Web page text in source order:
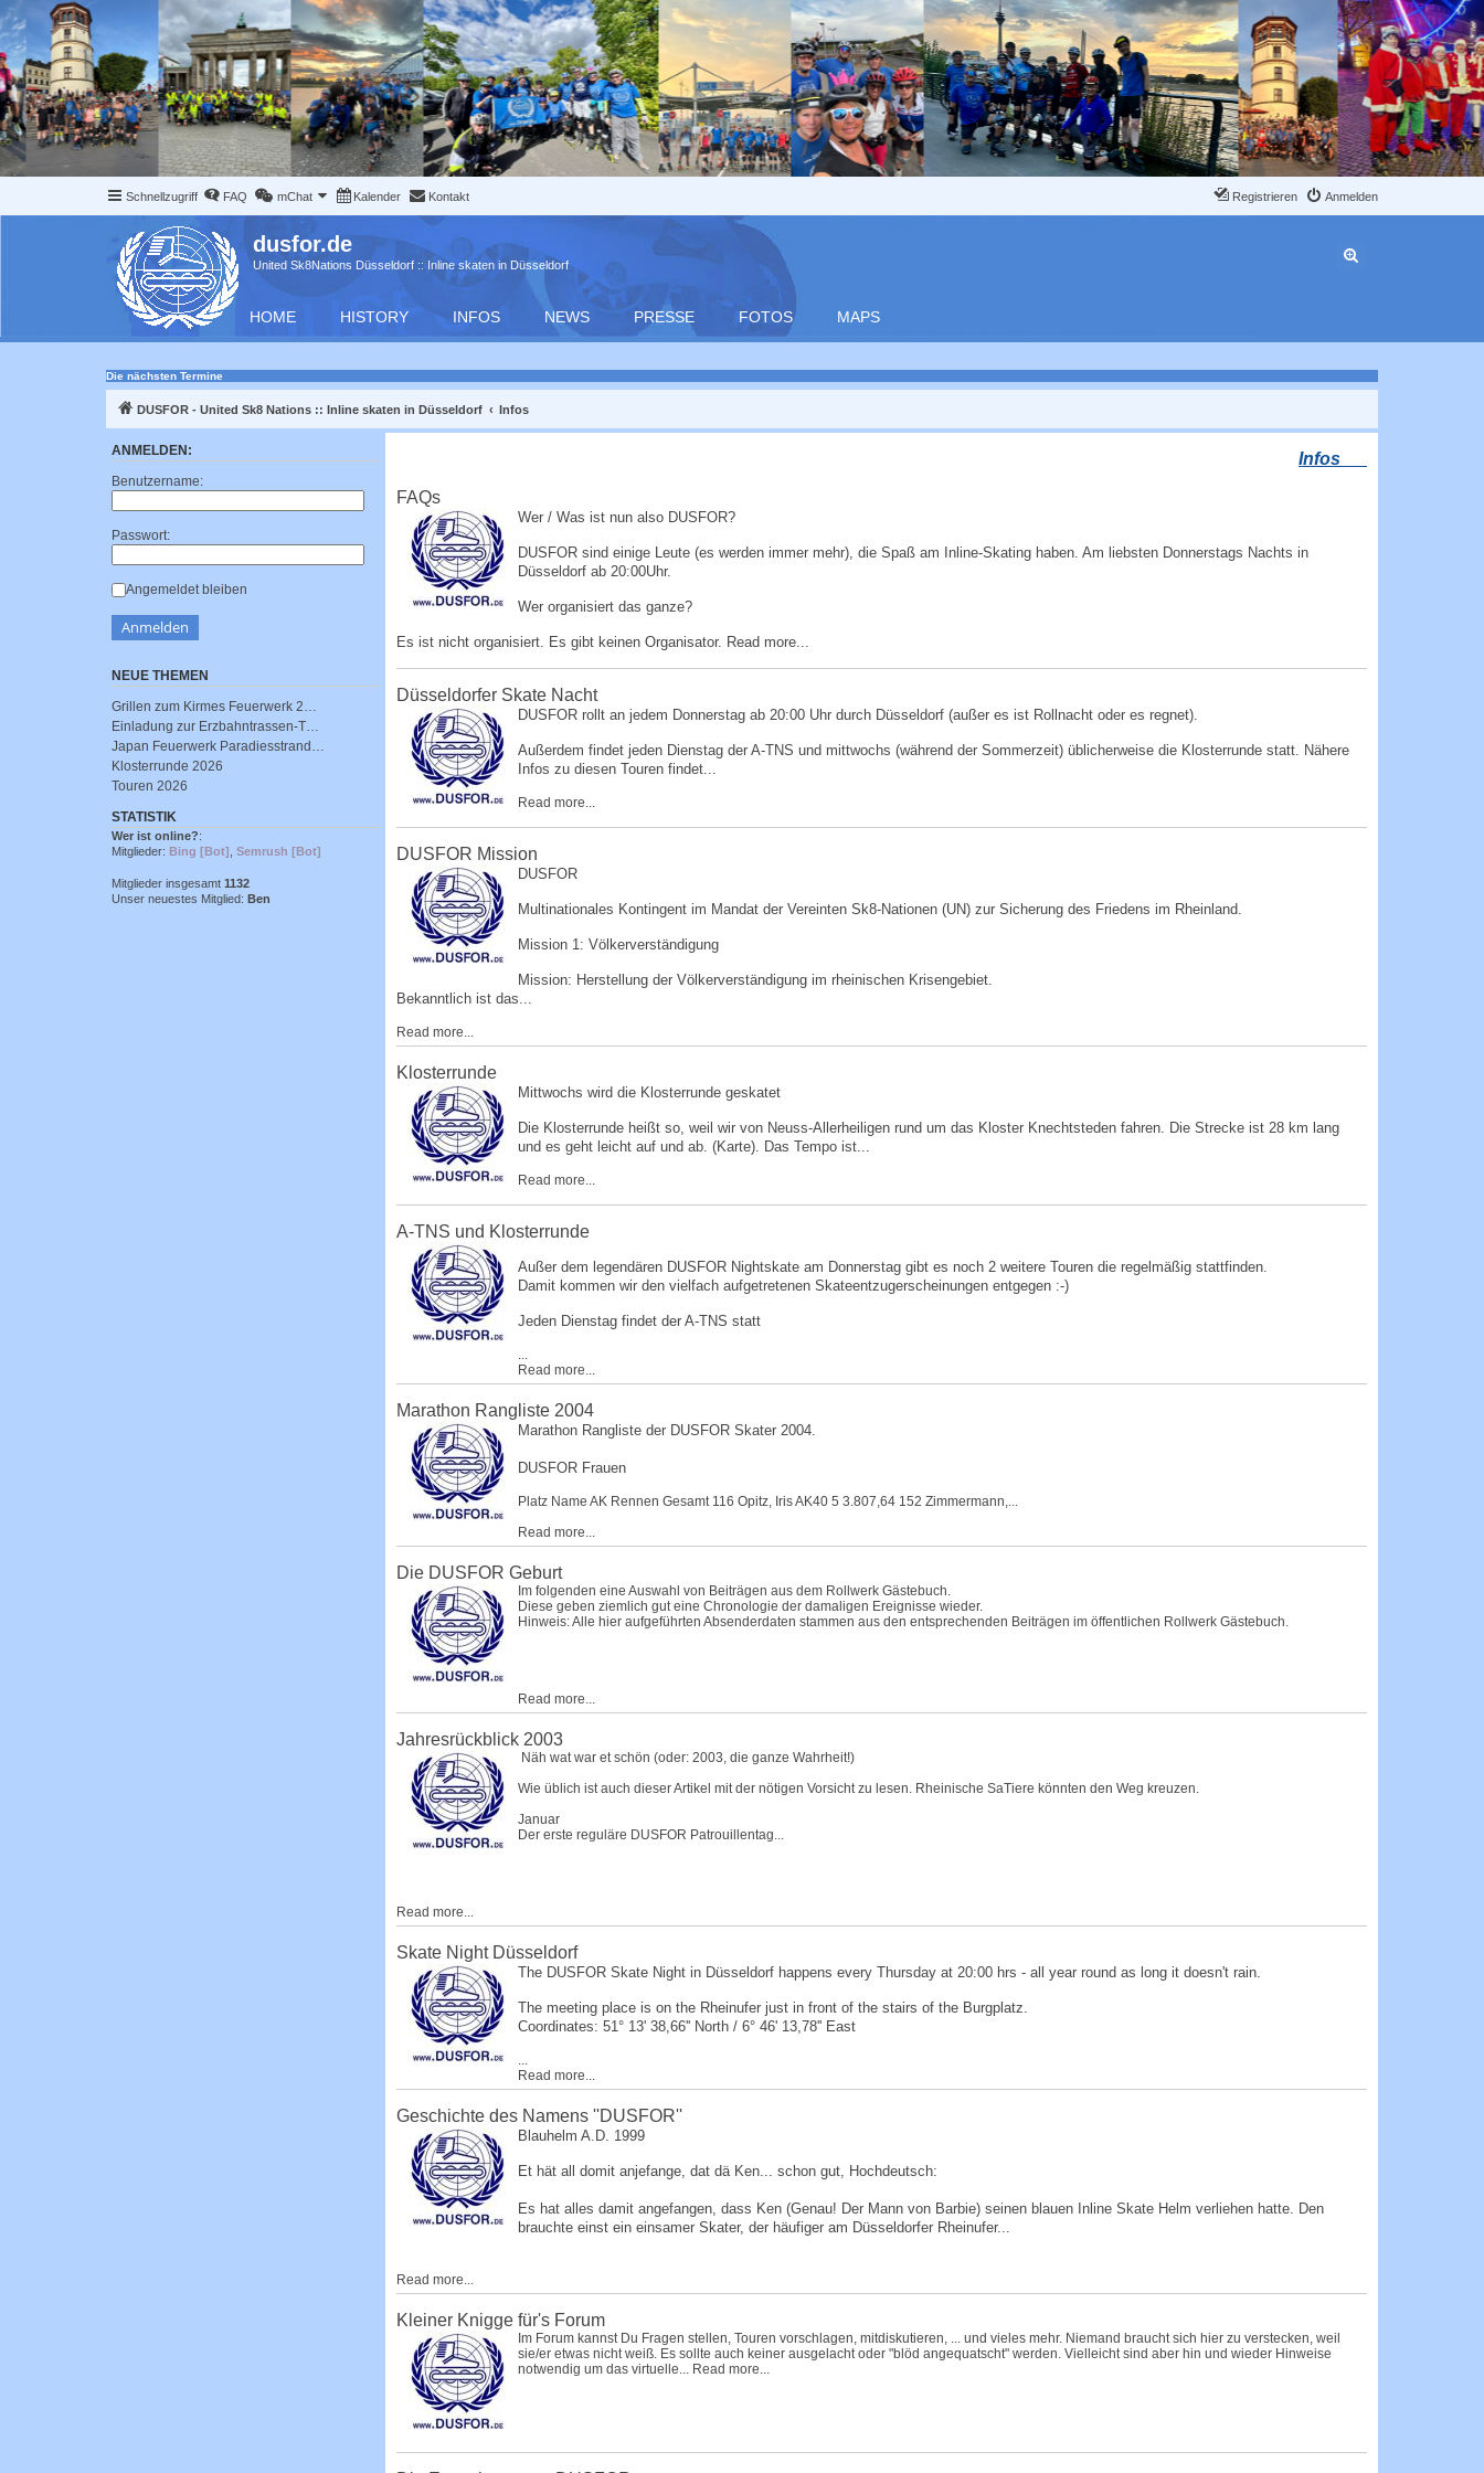
Schnellzugriff FAQ mChat Kalender Kontakt Anmelden
Registrieren
dusfor.de
United Sk8Nations Düsseldorf :: Inline skaten in Düsseldorf
HOME HISTORY INFOS NEWS PRESSE FOTOS MAPS
Die nächsten Termine
DUSFOR - United Sk8 Nations :: Inline skaten in Düsseldorf Infos
ANMELDEN:
Benutzername:
Passwort:
Angemeldet bleiben
NEUE THEMEN
Grillen zum Kirmes Feuerwerk 2…
Einladung zur Erzbahntrassen-T…
Japan Feuerwerk Paradiesstrand…
Klosterrunde 2026
Touren 2026
STATISTIK
Wer ist online?:
Mitglieder: Bing [Bot] Semrush [Bot]
Mitglieder insgesamt 1132
Unser neuestes Mitglied: Ben
Infos
FAQs
Wer / Was ist nun also DUSFOR?
DUSFOR sind einige Leute (es werden immer mehr), die Spaß am Inline-Skating haben. Am liebsten Donnerstags Nachts in
Düsseldorf ab 20:00Uhr.
Wer organisiert das ganze?
Es ist nicht organisiert. Es gibt keinen Organisator. Read more...
Düsseldorfer Skate Nacht
DUSFOR rollt an jedem Donnerstag ab 20:00 Uhr durch Düsseldorf (außer es ist Rollnacht oder es regnet).
Außerdem findet jeden Dienstag der A-TNS und mittwochs (während der Sommerzeit) üblicherweise die Klosterrunde statt. Nähere
Infos zu diesen Touren findet...
Read more...
DUSFOR Mission
DUSFOR
Multinationales Kontingent im Mandat der Vereinten Sk8-Nationen (UN) zur Sicherung des Friedens im Rheinland.
Mission 1: Völkerverständigung
Mission: Herstellung der Völkerverständigung im rheinischen Krisengebiet.
Bekanntlich ist das...
Read more...
Klosterrunde
Mittwochs wird die Klosterrunde geskatet
Die Klosterrunde heißt so, weil wir von Neuss-Allerheiligen rund um das Kloster Knechtsteden fahren. Die Strecke ist 28 km lang
und es geht leicht auf und ab. (Karte). Das Tempo ist...
Read more...
A-TNS und Klosterrunde
­Außer dem legendären DUSFOR Nightskate am Donnerstag gibt es noch 2 weitere Touren die regelmäßig stattfinden.
Damit kommen wir den vielfach aufgetretenen Skateentzugerscheinungen entgege­n :-)
Jeden Dienstag findet der A-TNS statt
...
Read more...
Marathon Rangliste 2004
Marathon Rangliste der DUSFOR Skater 2004.
DUSFOR Frauen
Platz Name AK Rennen Gesamt 116Opitz, IrisAK40 5 3.807,64 152Zimmermann,...
Read more...
Die DUSFOR Geburt
Im folgenden eine Auswahl von Beiträgen aus dem Rollwerk Gästebuch.
Diese geben ziemlich gut eine Chronologie der damaligen Ereignisse wieder.
Hinweis: Alle hier aufgeführten Absenderdaten stammen aus den entsprechenden Beiträgen im öffentlichen Rollwerk Gästebuch.
Read more...
Jahresrückblick 2003
Näh wat war et schön (oder: 2003, die ganze Wahrheit!)
Wie üblich ist auch dieser Artikel mit der nötigen Vorsicht zu lesen. Rheinische SaTiere könnten den Weg kreuzen.
Januar
Der erste reguläre DUSFOR Patrouillentag...
Read more...
Skate Night Düsseldorf
The DUSFOR Skate Night in Düsseldorf happens every Thursday at 20:00 hrs - all year round as long it doesn't rain.
The meeting place is on the Rheinufer just in front of the stairs of the Burgplatz.
Coordinates: 51° 13' 38,66'' North / 6° 46' 13,78'' East
...
Read more...
Geschichte des Namens ''DUSFOR''
Blauhelm A.D. 1999
Et hät all domit anjefange, dat dä Ken... schon gut, Hochdeutsch:
Es hat alles damit angefangen, dass Ken (Genau! Der Mann von Barbie) seinen blauen Inline Skate Helm verliehen hatte. Den
brauchte einst ein einsamer Skater, der häufiger am Düsseldorfer Rheinufer...
Read more...
Kleiner Knigge für's Forum
Im Forum kannst Du Fragen stellen, Touren vorschlagen, mitdiskutieren, ... und vieles mehr. Niemand braucht sich hier zu verstecken, weil
sie/er etwas nicht weiß. Es sollte auch keiner ausgelacht oder "blöd angequatscht" werden. Vielleicht sind aber hin und wieder Hinweise
notwendig um das virtuelle... Read more...